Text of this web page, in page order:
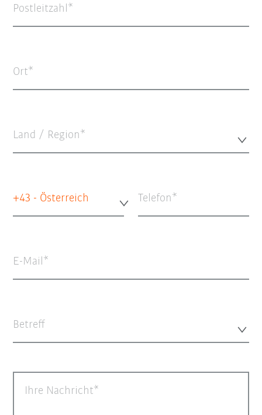
Postleitzahl
Ort
Land / Region*
+43 - Österreich Telefon
E-Mail
Betreff
Ihre Nachricht